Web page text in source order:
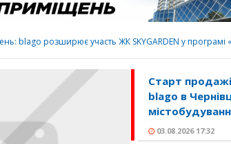
blago розширює участь ЖК SKYGARDEN у програмі
Старт
blago в
03.08.2026 17:32